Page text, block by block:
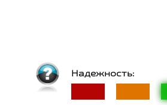
Надежность: